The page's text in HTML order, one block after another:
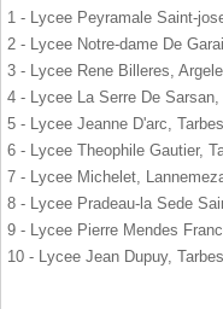
1 - Lycee Peyramale Saint-
2 - Lycee Notre-dame De
3 - Lycee Rene Billeres,
4 - Lycee La Serre De Sarsan,
5 - Lycee Jeanne D'arc, Tarbes
6 - Lycee Theophile Gautier,
7 - Lycee Michelet,
8 - Lycee Pradeau-la Sede
9 - Lycee Pierre Mendes
10 - Lycee Jean Dupuy, Tarbes